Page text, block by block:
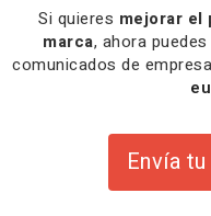
Si quieres mejorar el
marca, ahora
comunicados de
Envía